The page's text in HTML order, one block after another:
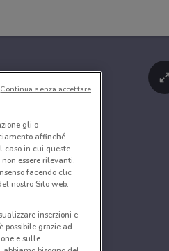
gli o
affinché
caso in cui queste
essere rilevanti.
facendo clic
nostro Sito web.
inserzioni e
grazie ad
e sulle
Continua senza accettare